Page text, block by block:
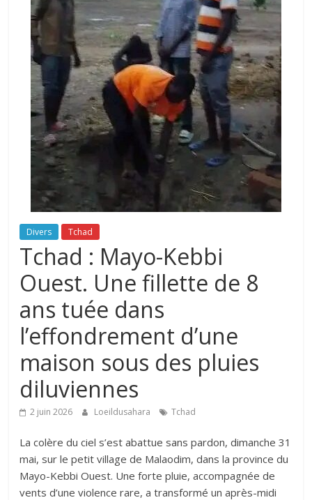
Divers Tchad
Tchad : Mayo-Kebbi
Ouest. Une fillette de 8
ans tuée dans
l’effondrement d’une
maison sous des pluies
diluviennes
2 juin 2026 Loeildusahara Tchad
La colère du ciel s’est abattue sans pardon, dimanche 31
mai, sur le petit village de Malaodim, dans la province du
Mayo-Kebbi Ouest. Une forte pluie, accompagnée de
vents d’une violence rare, a transformé un après-midi